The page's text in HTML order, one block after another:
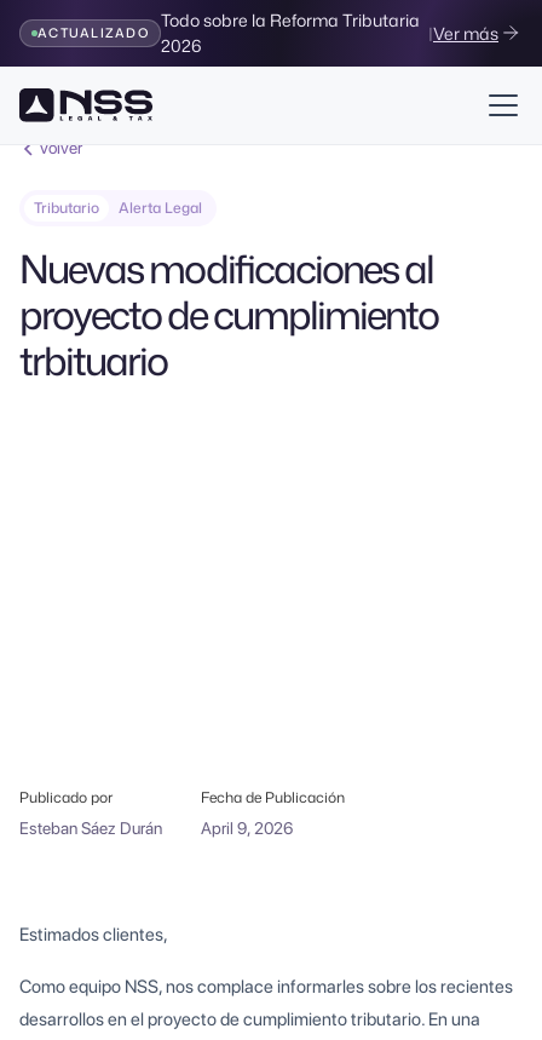
ACTUALIZADO
Todo sobre la Reforma Tributaria
2026
|Ver más
Volver
Tributario Alerta Legal
Nuevas modificaciones al
proyecto de cumplimiento
trbituario
Publicado por
Esteban Sáez Durán
Fecha de Publicación
April 9, 2026
Estimados clientes,
Como equipo NSS, nos complace informarles sobre los recientes
desarrollos en el proyecto de cumplimiento tributario. En una